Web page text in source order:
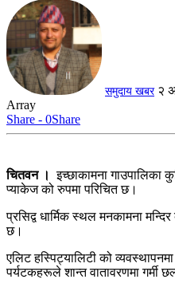
समुदाय खबर २
Array
Share - 0Share
चितवन । इच्छाकामना गाउपालिका
प्याकेज को रुपमा परिचित छ।
प्रसिद्व धार्मिक स्थल मनकामना
छ।
एलिट हस्पिट्यालिटी को
पर्यटकहरूले शान्त वातावरणमा गर्मी